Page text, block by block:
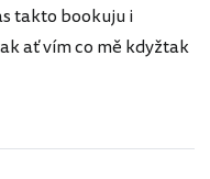
takto bookuju i
ať vím co mě kdyžtak